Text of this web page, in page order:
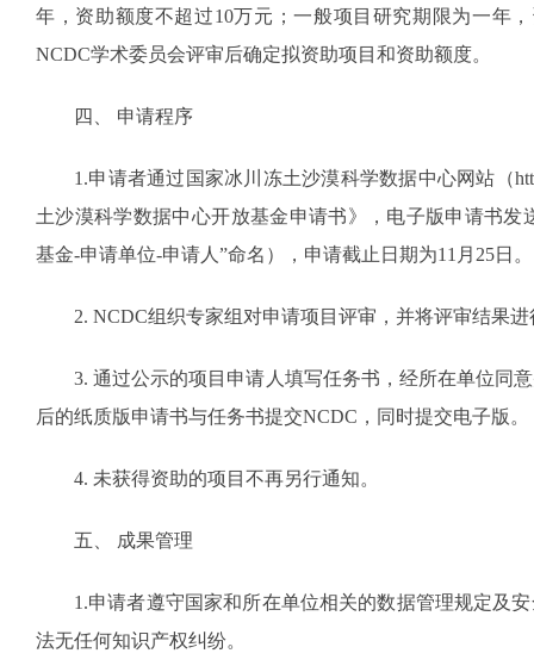
年，资助额度不超过10万元；一般项目研究期限为一年
NCDC学术委员会评审后确定拟资助项目和资助额度。
四、 申请程序
1.申请者通过国家冰川冻土沙漠科学数据中心网站（
土沙漠科学数据中心开放基金申请书》，电子版申请书发
基金-申请单位-申请人”命名），申请截止日期为11月25日。
2. NCDC组织专家组对申请项目评审，并将评审结果
3. 通过公示的项目申请人填写任务书，经所在单位同
后的纸质版申请书与任务书提交NCDC，同时提交电子版。
4. 未获得资助的项目不再另行通知。
五、 成果管理
1.申请者遵守国家和所在单位相关的数据管理规定及
法无任何知识产权纠纷。